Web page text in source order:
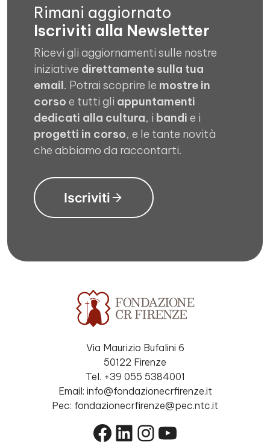
Rimani aggiornato
Iscriviti alla Newsletter
Ricevi gli aggiornamenti sulle nostre
iniziative direttamente sulla tua
email. Potrai scoprire le mostre in
corso e tutti gli appuntamenti
dedicati alla cultura, i bandi e i
progetti in corso, e le tante novità
che abbiamo da raccontarti.
Iscriviti
Via Maurizio Bufalini 6
50122 Firenze
Tel. +39 055 5384001
Email: info@fondazionecrfirenze.it
Pec: fondazionecrfirenze@pec.ntc.it
Facebook
LinkedIn
Instagram
YouTube